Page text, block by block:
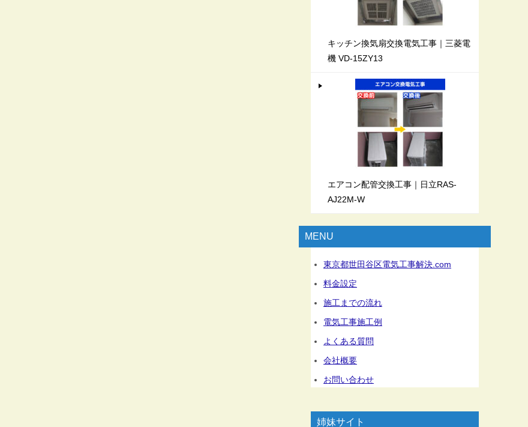
キッチン換気扇交換電気工事｜三菱電
機 VD-15ZY13
エアコン配管交換工事｜日立RAS-
AJ22M-W
MENU
東京都世田谷区電気工事解決.com
料金設定
施工までの流れ
電気工事施工例
よくある質問
会社概要
お問い合わせ
姉妹サイト